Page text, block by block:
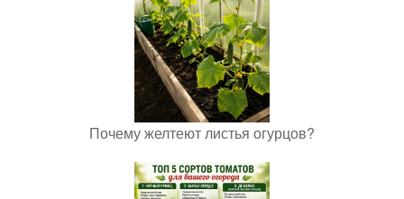
Почему желтеют листья огурцов?